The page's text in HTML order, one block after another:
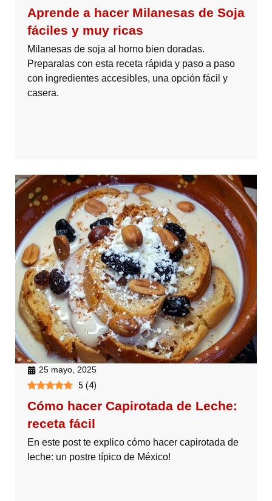
Aprende a hacer Milanesas de Soja
fáciles y muy ricas
Milanesas de soja al horno bien doradas.
Preparalas con esta receta rápida y paso a paso
con ingredientes accesibles, una opción fácil y
casera.
25 mayo, 2025
5 (4)
Cómo hacer Capirotada de Leche:
receta fácil
En este post te explico cómo hacer capirotada de
leche: un postre típico de México!